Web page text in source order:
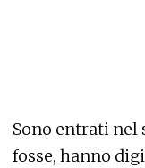
Sono entrati nel
fosse, hanno